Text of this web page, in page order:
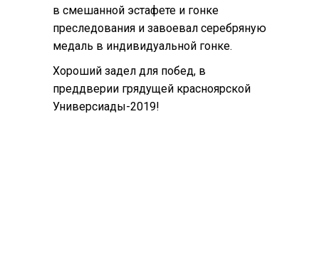
в смешанной эстафете и гонке
преследования и завоевал серебряную
медаль в индивидуальной гонке.
Хороший задел для побед, в
преддверии грядущей красноярской
Универсиады-2019!